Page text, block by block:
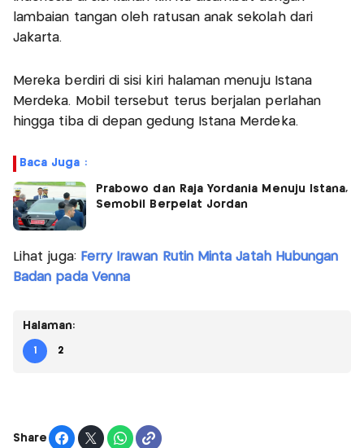
lambaian tangan oleh ratusan anak sekolah dari
Jakarta.
Mereka berdiri di sisi kiri halaman menuju Istana
Merdeka. Mobil tersebut terus berjalan perlahan
hingga tiba di depan gedung Istana Merdeka.
Baca Juga :
Prabowo dan Raja Yordania Menuju Istana,
Semobil Berpelat Jordan
Lihat juga: Ferry Irawan Rutin Minta Jatah Hubungan
Badan pada Venna
Halaman:
1 2
Share